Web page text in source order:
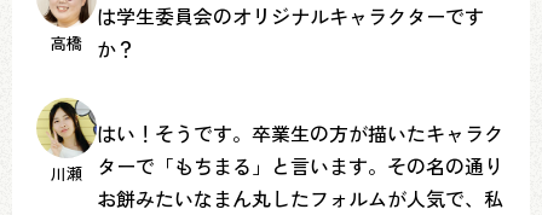
高橋
は学生委員会のオリジナルキャラクターです
か？
川瀬
はい！そうです。卒業生の方が描いたキャラク
ターで「もちまる」と言います。その名の通り
お餅みたいなまん丸したフォルムが人気で、私